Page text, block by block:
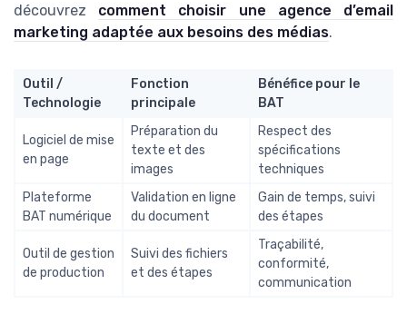
découvrez comment choisir une agence d’email
marketing adaptée aux besoins des médias.
Outil /
Technologie
Fonction
principale
Bénéfice pour le
BAT
Logiciel de mise
en page
Préparation du
texte et des
images
Respect des
spécifications
techniques
Plateforme
BAT numérique
Validation en ligne
du document
Gain de temps, suivi
des étapes
Outil de gestion
de production
Suivi des fichiers
et des étapes
Traçabilité,
conformité,
communication